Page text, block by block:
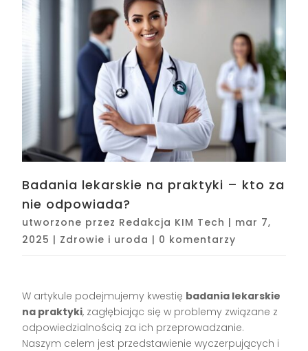
Badania lekarskie na praktyki – kto za
nie odpowiada?
utworzone przez Redakcja KIM Tech | mar 7,
2025 | Zdrowie i uroda | 0 komentarzy
W artykule podejmujemy kwestię badania lekarskie
na praktyki, zagłębiając się w problemy związane z
odpowiedzialnością za ich przeprowadzanie.
Naszym celem jest przedstawienie wyczerpujących i